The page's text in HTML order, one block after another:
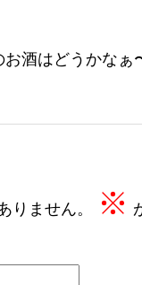
酒はどうかな
りません。 ※